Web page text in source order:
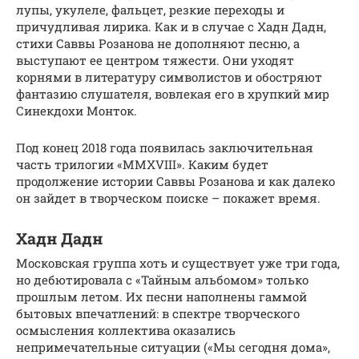
лупы, укулеле, фальцет, резкие переходы и
причудливая лирика. Как и в случае с Хадн Дадн,
стихи Саввы Розанова не дополняют песню, а
выступают ее центром тяжести. Они уходят
корнями в литературу символистов и обостряют
фантазию слушателя, вовлекая его в хрупкий мир
Синекдохи Монток.
Под конец 2018 года появилась заключительная
часть трилогии «MMXVIII». Каким будет
продолжение истории Саввы Розанова и как далеко
он зайдет в творческом поиске – покажет время.
Хадн Дадн
Московская группа хоть и существует уже три года,
но дебютировала с «Тайным альбомом» только
прошлым летом. Их песни наполнены гаммой
бытовых впечатлений: в спектре творческого
осмысления коллектива оказались
непримечательные ситуации («Мы сегодня дома»,